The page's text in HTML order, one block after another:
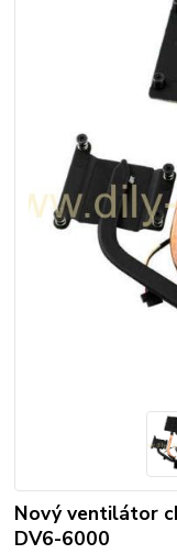
Nový ventilátor
DV6-6000